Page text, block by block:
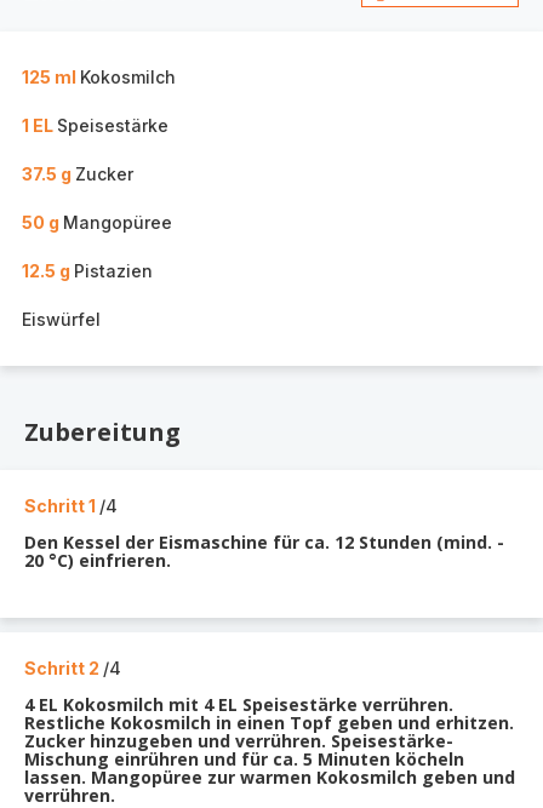
125 ml Kokosmilch
1 EL Speisestärke
37.5 g Zucker
50 g Mangopüree
12.5 g Pistazien
Eiswürfel
Zubereitung
Schritt 1 /4
Den Kessel der Eismaschine für ca. 12 Stunden (mind. -
20 °C) einfrieren.
Schritt 2 /4
4 EL Kokosmilch mit 4 EL Speisestärke verrühren.
Restliche Kokosmilch in einen Topf geben und erhitzen.
Zucker hinzugeben und verrühren. Speisestärke-
Mischung einrühren und für ca. 5 Minuten köcheln
lassen. Mangopüree zur warmen Kokosmilch geben und
verrühren.